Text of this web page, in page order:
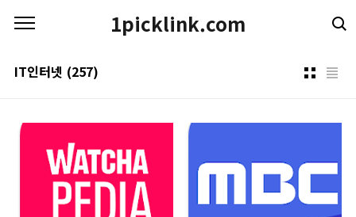
1picklink.com
IT인터넷 (257)